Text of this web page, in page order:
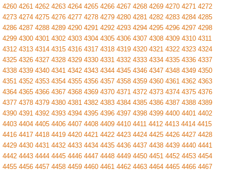
4260 4261 4262 4263 4264 4265 4266 4267 4268 4269 4270 4271 4272
4273 4274 4275 4276 4277 4278 4279 4280 4281 4282 4283 4284 4285
4286 4287 4288 4289 4290 4291 4292 4293 4294 4295 4296 4297 4298
4299 4300 4301 4302 4303 4304 4305 4306 4307 4308 4309 4310 4311
4312 4313 4314 4315 4316 4317 4318 4319 4320 4321 4322 4323 4324
4325 4326 4327 4328 4329 4330 4331 4332 4333 4334 4335 4336 4337
4338 4339 4340 4341 4342 4343 4344 4345 4346 4347 4348 4349 4350
4351 4352 4353 4354 4355 4356 4357 4358 4359 4360 4361 4362 4363
4364 4365 4366 4367 4368 4369 4370 4371 4372 4373 4374 4375 4376
4377 4378 4379 4380 4381 4382 4383 4384 4385 4386 4387 4388 4389
4390 4391 4392 4393 4394 4395 4396 4397 4398 4399 4400 4401 4402
4403 4404 4405 4406 4407 4408 4409 4410 4411 4412 4413 4414 4415
4416 4417 4418 4419 4420 4421 4422 4423 4424 4425 4426 4427 4428
4429 4430 4431 4432 4433 4434 4435 4436 4437 4438 4439 4440 4441
4442 4443 4444 4445 4446 4447 4448 4449 4450 4451 4452 4453 4454
4455 4456 4457 4458 4459 4460 4461 4462 4463 4464 4465 4466 4467